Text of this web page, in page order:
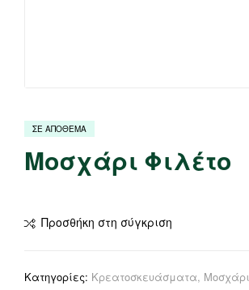
ΣΕ ΑΠΟΘΕΜΑ
Μοσχάρι Φιλέτο
Προσθήκη στη σύγκριση
Κατηγορίες: Κρεατοσκευάσματα, Μοσχάρι